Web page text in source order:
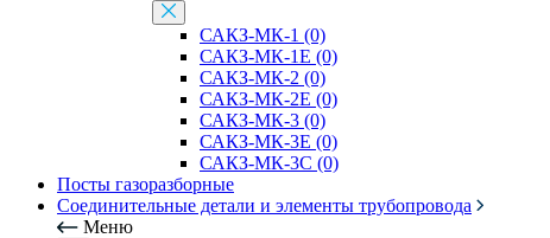
САКЗ-МК-1 (0)
САКЗ-МК-1Е (0)
САКЗ-МК-2 (0)
САКЗ-МК-2Е (0)
САКЗ-МК-3 (0)
САКЗ-МК-3Е (0)
САКЗ-МК-3С (0)
Посты газоразборные
Соединительные детали и элементы трубопровода
Меню